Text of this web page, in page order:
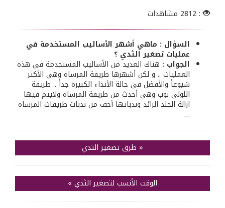
: 2812 مشاهدات
السؤال : ماهي أشهر الأساليب المستخدمة في
عمليات تصغير الثدي ؟
الجواب : هناك العديد من الأساليب المستخدمة في هذه
العمليات .. و لكن أشهرها طريقة المرساة وهي الأكثر
شيوعاً والأفضل في حالة الأثداء الكبيرة جداً .. طريقة
اللولي بوب وهي أحدث من طريقة المرساة ولايتم فيها
ازالة الجلد الزائد وندباتها أخف من ندبات طريقات المرساة
…
« طرق تصغير الثدي
الوقت الأنسب لتصغير الثدي »